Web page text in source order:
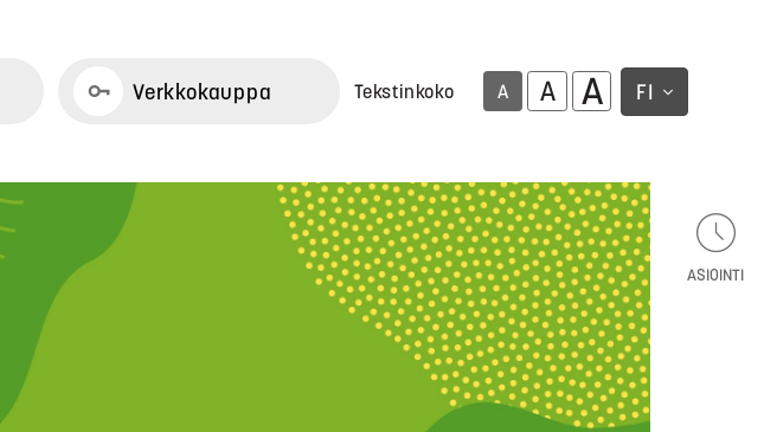
Verkkokauppa Tekstinkoko A A A FI
ASIOINTI